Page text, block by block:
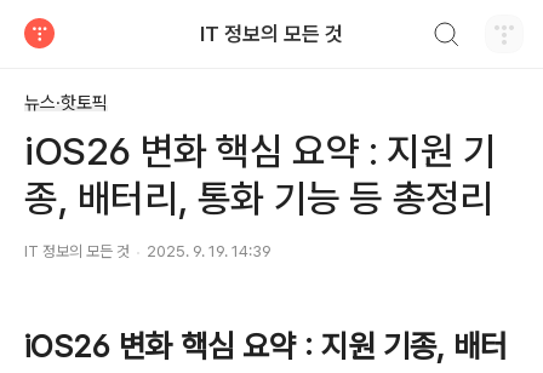
IT 정보의 모든 것
뉴스·핫토픽
iOS26 변화 핵심 요약 : 지원 기
종, 배터리, 통화 기능 등 총정리
IT 정보의 모든 것 2025. 9. 19. 14:39
iOS26 변화 핵심 요약 : 지원 기종, 배터